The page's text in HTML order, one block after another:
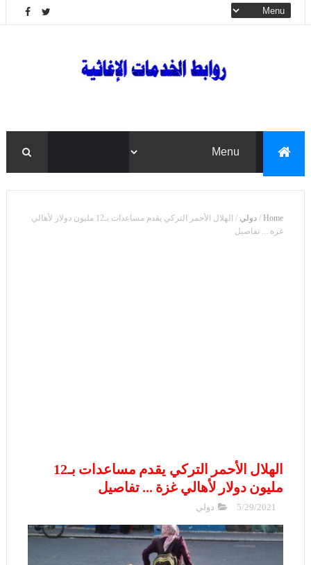
Home
/ دولي /
الهلال الأحمر التركي يقدم مساعدات بـ12 مليون دولار لأهالي
غزة ... تفاصيل
الهلال الأحمر التركي يقدم مساعدات بـ12
مليون دولار لأهالي غزة ... تفاصيل
5/29/2021 دولي